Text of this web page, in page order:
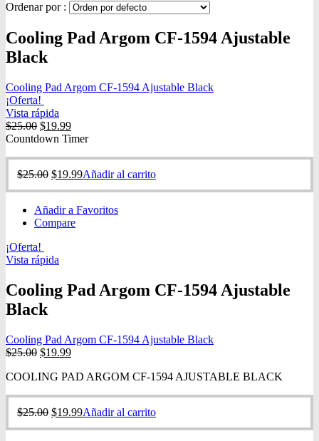
Ordenar por :
Cooling Pad Argom CF-1594 Ajustable
Black
Cooling Pad Argom CF-1594 Ajustable Black
¡Oferta!
Vista rápida
$25.00 $19.99
Countdown Timer
$25.00 $19.99Añadir al carrito
Añadir a Favoritos
Compare
¡Oferta!
Vista rápida
Cooling Pad Argom CF-1594 Ajustable
Black
Cooling Pad Argom CF-1594 Ajustable Black
$25.00 $19.99
COOLING PAD ARGOM CF-1594 AJUSTABLE BLACK
$25.00 $19.99Añadir al carrito